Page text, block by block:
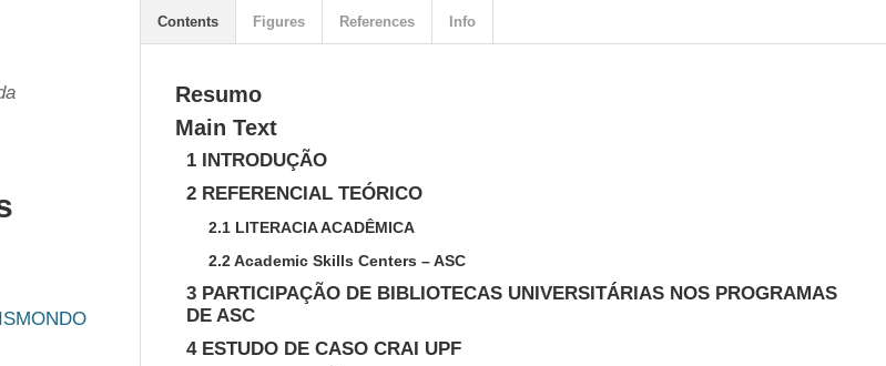
Resumo
Main Text
1 INTRODUÇÃO
2 REFERENCIAL TEÓRICO
2.1 LITERACIA ACADÊMICA
2.2 Academic Skills Centers – ASC
3 PARTICIPAÇÃO DE BIBLIOTECAS UNIVERSITÁRIAS NOS PROGRAMAS
DE ASC
4 ESTUDO DE CASO CRAI UPF
Contents Figures References Info